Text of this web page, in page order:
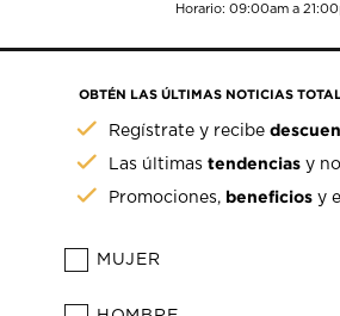
Horario: 09:00am a
OBTÉN LAS ÚLTIMAS NOTICIAS
Regístrate y recibe
Las últimastendencias y
Promociones, beneficios y
MUJER